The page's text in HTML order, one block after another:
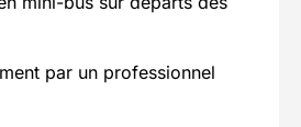
par un professionnel